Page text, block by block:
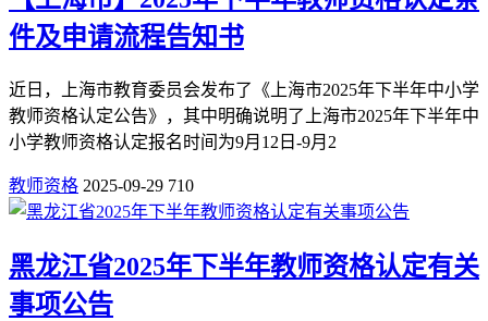
件及申请流程告知书
近日，上海市教育委员会发布了《上海市2025年下半年中小学
教师资格认定公告》，其中明确说明了上海市2025年下半年中
小学教师资格认定报名时间为9月12日-9月2
教师资格 2025-09-29 710
黑龙江省2025年下半年教师资格认定有关
事项公告